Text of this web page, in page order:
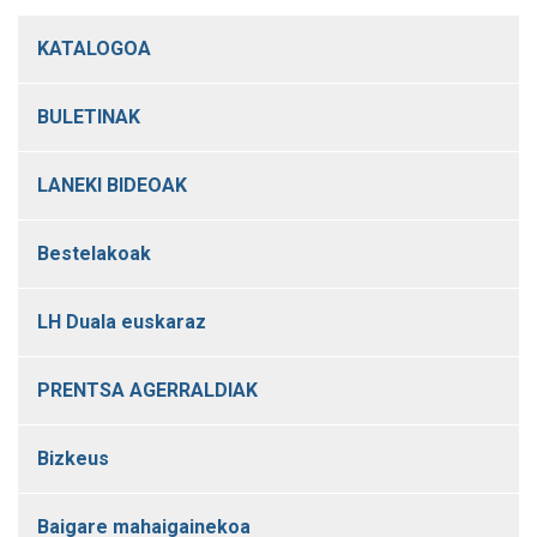
KATALOGOA
BULETINAK
LANEKI BIDEOAK
Bestelakoak
LH Duala euskaraz
PRENTSA AGERRALDIAK
Bizkeus
Baigare mahaigainekoa